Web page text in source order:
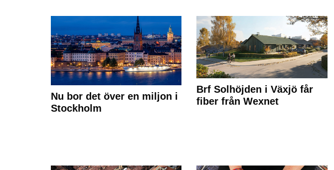
Nu bor det över en miljon i
Stockholm
Brf Solhöjden i Växjö får
fiber från Wexnet